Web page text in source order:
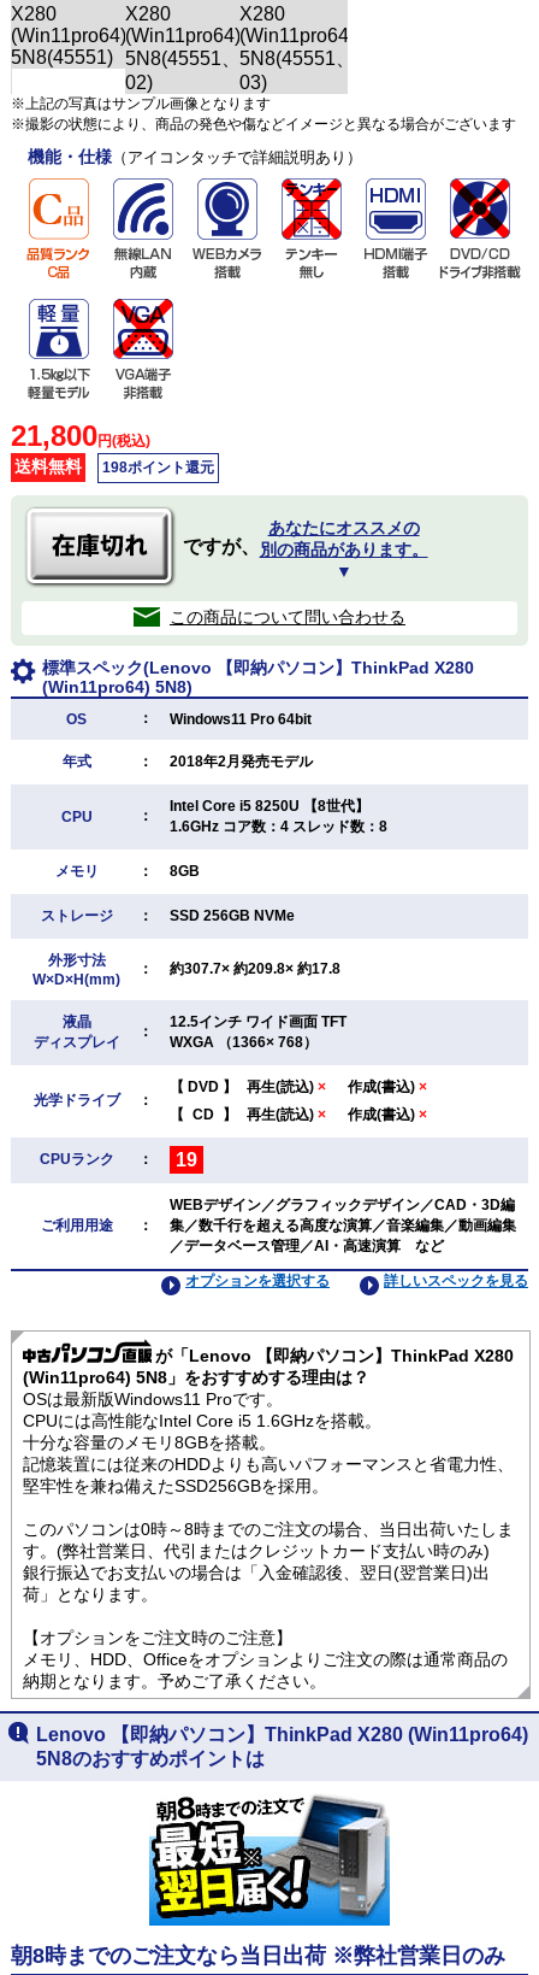
※上記の写真はサンプル画像となります
※撮影の状態により、商品の発色や傷などイメージと異なる場合がございます
機能・仕様（アイコンタッチで詳細説明あり）
21,800円(税込)
送料無料 198ポイント還元
ですが、
あなたにオススメの
別の商品があります。
▼
この商品について問い合わせる
標準スペック(Lenovo 【即納パソコン】ThinkPad X280
(Win11pro64) 5N8)
OS ： Windows11 Pro 64bit
年式 ： 2018年2月発売モデル
CPU ：
Intel Core i5 8250U 【8世代】
1.6GHz コア数：4 スレッド数：8
メモリ ： 8GB
ストレージ ： SSD 256GB NVMe
外形寸法
W×D×H(mm)
： 約307.7× 約209.8× 約17.8
液晶
ディスプレイ
：
12.5インチ ワイド画面 TFT
WXGA （1366× 768）
光学ドライブ ：
【 DVD 】 再生(読込) × 作成(書込) ×
【 CD 】 再生(読込) × 作成(書込) ×
CPUランク ： 19
ご利用用途 ：
WEBデザイン／グラフィックデザイン／CAD・3D編
集／数千行を超える高度な演算／音楽編集／動画編集
／データベース管理／AI・高速演算 など
詳しいスペックを見る
オプションを選択する
が「Lenovo 【即納パソコン】ThinkPad X280
(Win11pro64) 5N8」をおすすめする理由は？
OSは最新版Windows11 Proです。
CPUには高性能なIntel Core i5 1.6GHzを搭載。
十分な容量のメモリ8GBを搭載。
記憶装置には従来のHDDよりも高いパフォーマンスと省電力性、
堅牢性を兼ね備えたSSD256GBを採用。
このパソコンは0時～8時までのご注文の場合、当日出荷いたしま
す。(弊社営業日、代引またはクレジットカード支払い時のみ)
銀行振込でお支払いの場合は「入金確認後、翌日(翌営業日)出
荷」となります。
【オプションをご注文時のご注意】
メモリ、HDD、Officeをオプションよりご注文の際は通常商品の
納期となります。予めご了承ください。
Lenovo 【即納パソコン】ThinkPad X280 (Win11pro64)
5N8のおすすめポイントは
朝8時までのご注文なら当日出荷 ※弊社営業日のみ